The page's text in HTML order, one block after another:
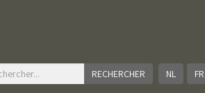
NL FR